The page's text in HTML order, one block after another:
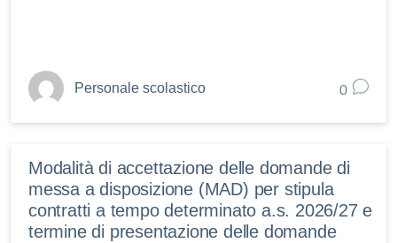
Personale scolastico 0
Modalità di accettazione delle domande di
messa a disposizione (MAD) per stipula
contratti a tempo determinato a.s. 2026/27 e
termine di presentazione delle domande